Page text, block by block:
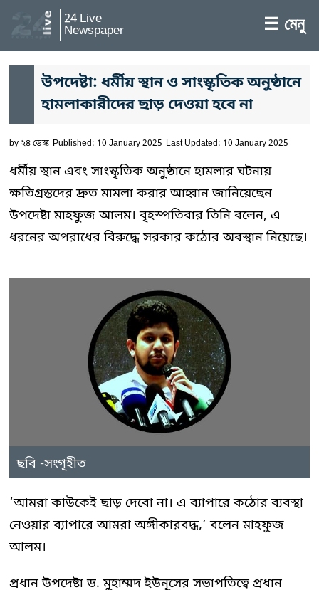
24 Live
Newspaper ☰ মেনু
উপদেষ্টা: ধর্মীয় স্থান ও সাংস্কৃতিক অনুষ্ঠানে
হামলাকারীদের ছাড় দেওয়া হবে না
by২৪ ডেস্ক Published: 10 January 2025 Last Updated: 10 January 2025
ধর্মীয় স্থান এবং সাংস্কৃতিক অনুষ্ঠানে হামলার ঘটনায়
ক্ষতিগ্রস্তদের দ্রুত মামলা করার আহ্বান জানিয়েছেন
উপদেষ্টা মাহফুজ আলম। বৃহস্পতিবার তিনি বলেন, এ
ধরনের অপরাধের বিরুদ্ধে সরকার কঠোর অবস্থান নিয়েছে।
ছবি -সংগৃহীত
‘আমরা কাউকেই ছাড় দেবো না। এ ব্যাপারে কঠোর ব্যবস্থা
নেওয়ার ব্যাপারে আমরা অঙ্গীকারবদ্ধ,’ বলেন মাহফুজ
আলম।
প্রধান উপদেষ্টা ড. মুহাম্মদ ইউনূসের সভাপতিত্বে প্রধান